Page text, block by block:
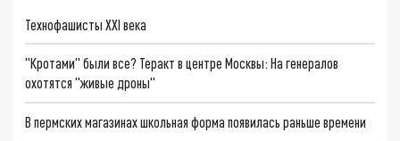
Технофашисты XXI века
"Кротами" были все? Теракт в центре Москвы: На генералов
охотятся "живые дроны"
В пермских магазинах школьная форма появилась раньше времени